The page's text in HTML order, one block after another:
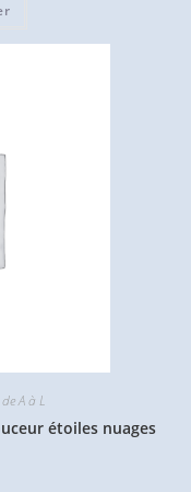
A à L
étoiles nuages